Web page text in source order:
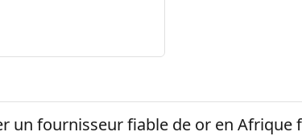
un fournisseur fiable de or en Afrique